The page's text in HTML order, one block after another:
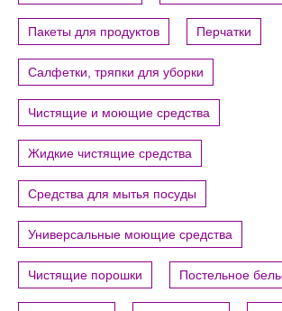
Пакеты для продуктов Перчатки
Салфетки, тряпки для уборки
Чистящие и моющие средства
Жидкие чистящие средства
Средства для мытья посуды
Универсальные моющие средства
Чистящие порошки Постельное